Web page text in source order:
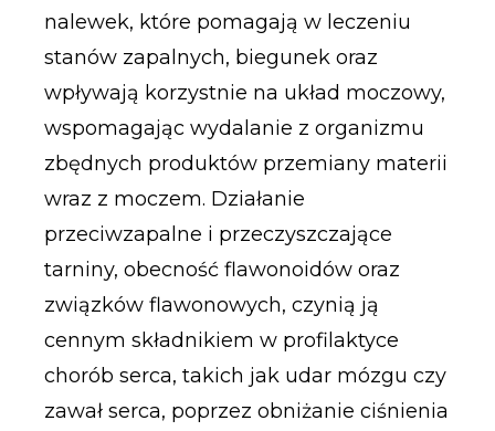
nalewek, które pomagają w leczeniu
stanów zapalnych, biegunek oraz
wpływają korzystnie na układ moczowy,
wspomagając wydalanie z organizmu
zbędnych produktów przemiany materii
wraz z moczem. Działanie
przeciwzapalne i przeczyszczające
tarniny, obecność flawonoidów oraz
związków flawonowych, czynią ją
cennym składnikiem w profilaktyce
chorób serca, takich jak udar mózgu czy
zawał serca, poprzez obniżanie ciśnienia